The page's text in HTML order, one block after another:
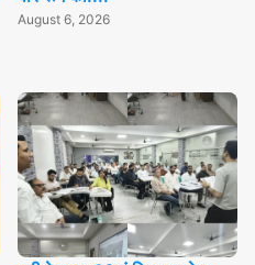
August 6, 2026